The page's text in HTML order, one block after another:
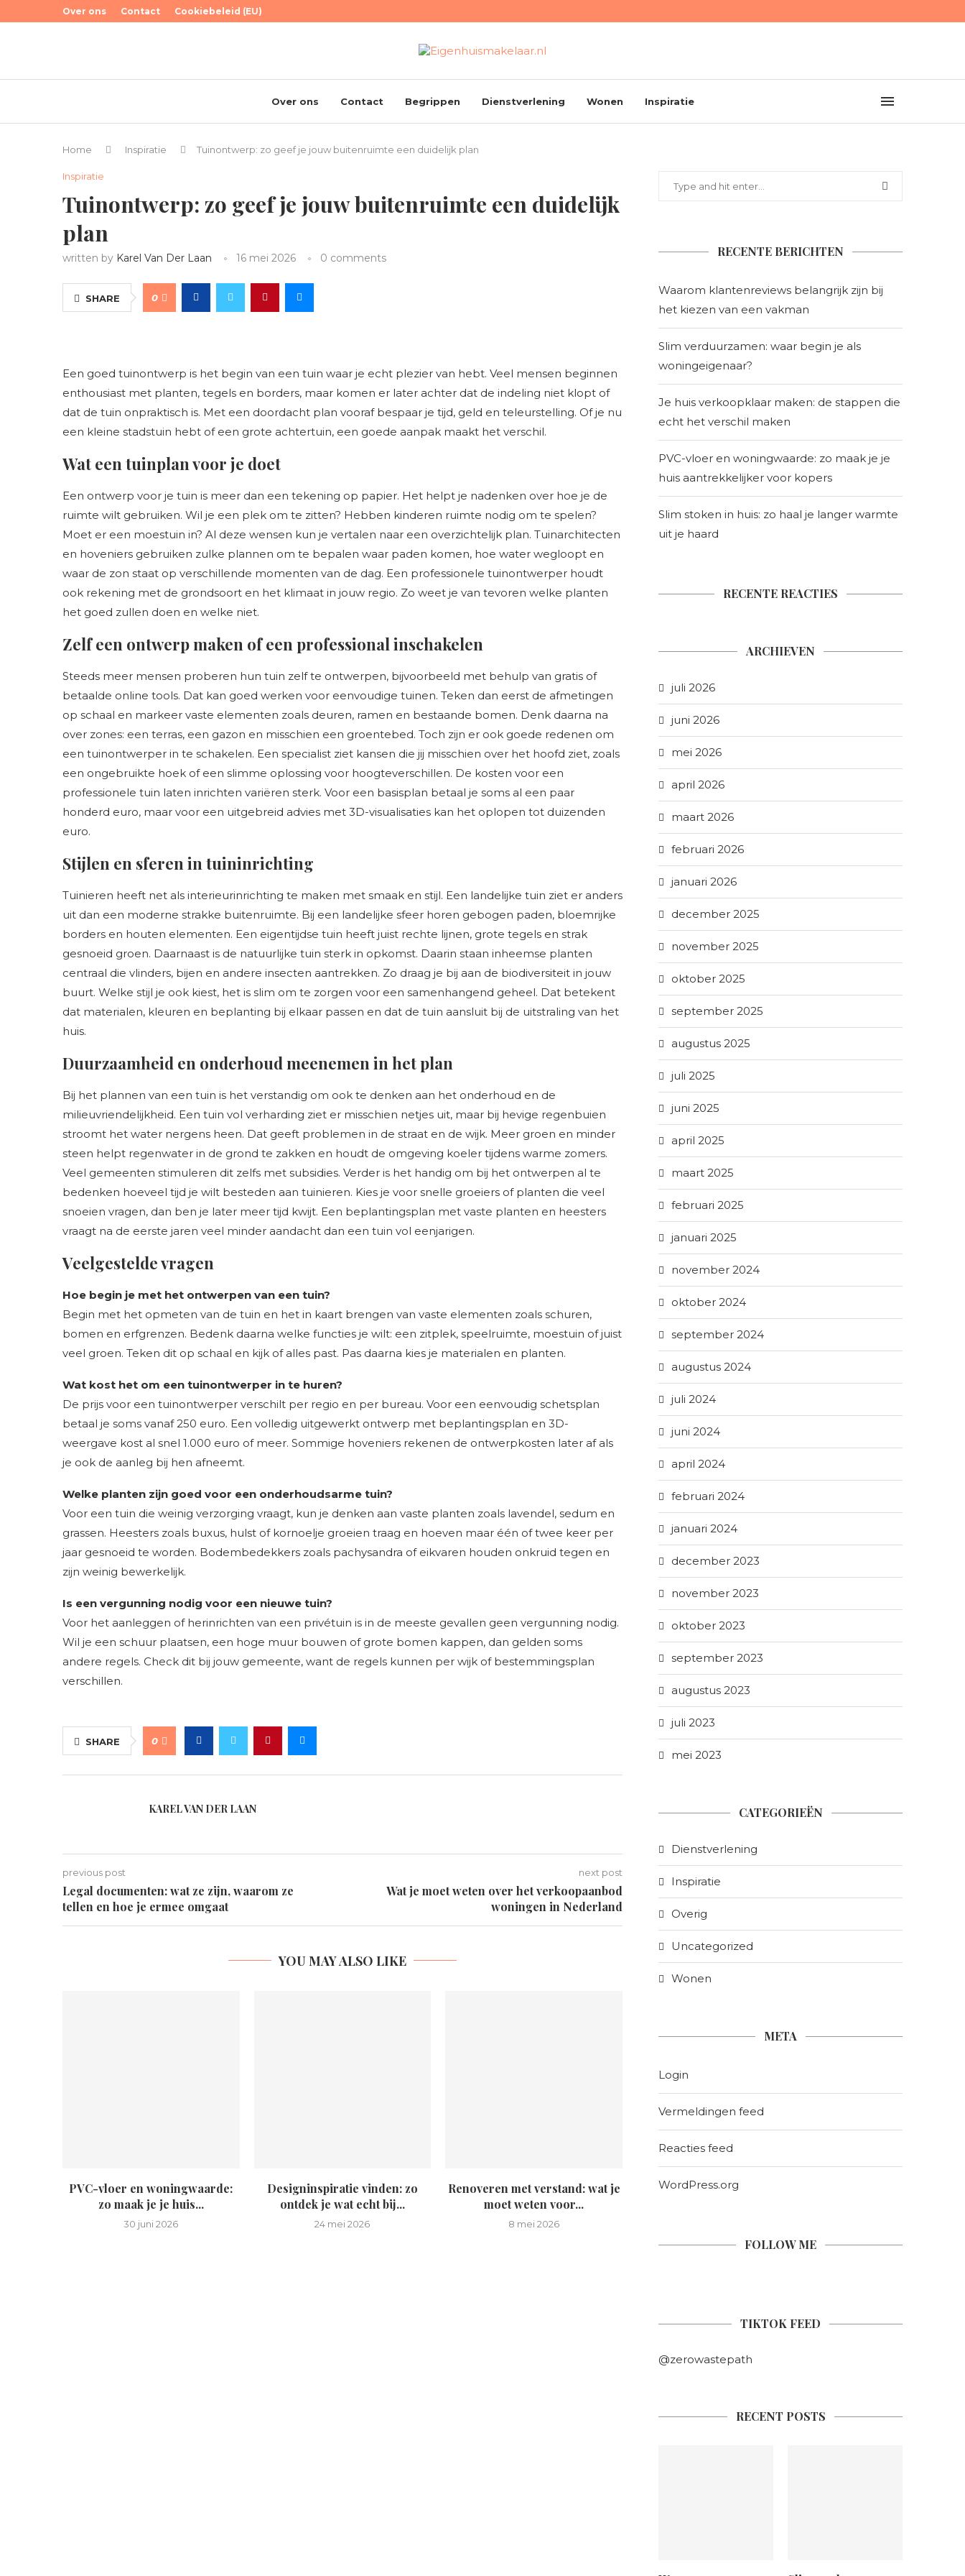
Over ons Contact Cookiebeleid (EU)
Over ons Contact Begrippen Dienstverlening Wonen Inspiratie
Home Inspiratie Tuinontwerp: zo geef je jouw buitenruimte een duidelijk plan
Inspiratie
Tuinontwerp: zo geef je jouw buitenruimte een duidelijk
plan
written by Karel Van Der Laan 16 mei 2026 0 comments
SHARE 0
Een goed tuinontwerp is het begin van een tuin waar je echt plezier van hebt. Veel mensen beginnen
enthousiast met planten, tegels en borders, maar komen er later achter dat de indeling niet klopt of
dat de tuin onpraktisch is. Met een doordacht plan vooraf bespaar je tijd, geld en teleurstelling. Of je nu
een kleine stadstuin hebt of een grote achtertuin, een goede aanpak maakt het verschil.
Wat een tuinplan voor je doet
Een ontwerp voor je tuin is meer dan een tekening op papier. Het helpt je nadenken over hoe je de
ruimte wilt gebruiken. Wil je een plek om te zitten? Hebben kinderen ruimte nodig om te spelen?
Moet er een moestuin in? Al deze wensen kun je vertalen naar een overzichtelijk plan. Tuinarchitecten
en hoveniers gebruiken zulke plannen om te bepalen waar paden komen, hoe water wegloopt en
waar de zon staat op verschillende momenten van de dag. Een professionele tuinontwerper houdt
ook rekening met de grondsoort en het klimaat in jouw regio. Zo weet je van tevoren welke planten
het goed zullen doen en welke niet.
Zelf een ontwerp maken of een professional inschakelen
Steeds meer mensen proberen hun tuin zelf te ontwerpen, bijvoorbeeld met behulp van gratis of
betaalde online tools. Dat kan goed werken voor eenvoudige tuinen. Teken dan eerst de afmetingen
op schaal en markeer vaste elementen zoals deuren, ramen en bestaande bomen. Denk daarna na
over zones: een terras, een gazon en misschien een groentebed. Toch zijn er ook goede redenen om
een tuinontwerper in te schakelen. Een specialist ziet kansen die jij misschien over het hoofd ziet, zoals
een ongebruikte hoek of een slimme oplossing voor hoogteverschillen. De kosten voor een
professionele tuin laten inrichten variëren sterk. Voor een basisplan betaal je soms al een paar
honderd euro, maar voor een uitgebreid advies met 3D-visualisaties kan het oplopen tot duizenden
euro.
Stijlen en sferen in tuininrichting
Tuinieren heeft net als interieurinrichting te maken met smaak en stijl. Een landelijke tuin ziet er anders
uit dan een moderne strakke buitenruimte. Bij een landelijke sfeer horen gebogen paden, bloemrijke
borders en houten elementen. Een eigentijdse tuin heeft juist rechte lijnen, grote tegels en strak
gesnoeid groen. Daarnaast is de natuurlijke tuin sterk in opkomst. Daarin staan inheemse planten
centraal die vlinders, bijen en andere insecten aantrekken. Zo draag je bij aan de biodiversiteit in jouw
buurt. Welke stijl je ook kiest, het is slim om te zorgen voor een samenhangend geheel. Dat betekent
dat materialen, kleuren en beplanting bij elkaar passen en dat de tuin aansluit bij de uitstraling van het
huis.
Duurzaamheid en onderhoud meenemen in het plan
Bij het plannen van een tuin is het verstandig om ook te denken aan het onderhoud en de
milieuvriendelijkheid. Een tuin vol verharding ziet er misschien netjes uit, maar bij hevige regenbuien
stroomt het water nergens heen. Dat geeft problemen in de straat en de wijk. Meer groen en minder
steen helpt regenwater in de grond te zakken en houdt de omgeving koeler tijdens warme zomers.
Veel gemeenten stimuleren dit zelfs met subsidies. Verder is het handig om bij het ontwerpen al te
bedenken hoeveel tijd je wilt besteden aan tuinieren. Kies je voor snelle groeiers of planten die veel
snoeien vragen, dan ben je later meer tijd kwijt. Een beplantingsplan met vaste planten en heesters
vraagt na de eerste jaren veel minder aandacht dan een tuin vol eenjarigen.
Veelgestelde vragen
Hoe begin je met het ontwerpen van een tuin?
Begin met het opmeten van de tuin en het in kaart brengen van vaste elementen zoals schuren,
bomen en erfgrenzen. Bedenk daarna welke functies je wilt: een zitplek, speelruimte, moestuin of juist
veel groen. Teken dit op schaal en kijk of alles past. Pas daarna kies je materialen en planten.
Wat kost het om een tuinontwerper in te huren?
De prijs voor een tuinontwerper verschilt per regio en per bureau. Voor een eenvoudig schetsplan
betaal je soms vanaf 250 euro. Een volledig uitgewerkt ontwerp met beplantingsplan en 3D-
weergave kost al snel 1.000 euro of meer. Sommige hoveniers rekenen de ontwerpkosten later af als
je ook de aanleg bij hen afneemt.
Welke planten zijn goed voor een onderhoudsarme tuin?
Voor een tuin die weinig verzorging vraagt, kun je denken aan vaste planten zoals lavendel, sedum en
grassen. Heesters zoals buxus, hulst of kornoelje groeien traag en hoeven maar één of twee keer per
jaar gesnoeid te worden. Bodembedekkers zoals pachysandra of eikvaren houden onkruid tegen en
zijn weinig bewerkelijk.
Is een vergunning nodig voor een nieuwe tuin?
Voor het aanleggen of herinrichten van een privétuin is in de meeste gevallen geen vergunning nodig.
Wil je een schuur plaatsen, een hoge muur bouwen of grote bomen kappen, dan gelden soms
andere regels. Check dit bij jouw gemeente, want de regels kunnen per wijk of bestemmingsplan
verschillen.
SHARE 0
KAREL VAN DER LAAN
previous post
Legal documenten: wat ze zijn, waarom ze
tellen en hoe je ermee omgaat
next post
Wat je moet weten over het verkoopaanbod
woningen in Nederland
YOU MAY ALSO LIKE
PVC-vloer en woningwaarde:
zo maak je je huis...
30 juni 2026
Designinspiratie vinden: zo
ontdek je wat echt bij...
24 mei 2026
Renoveren met verstand: wat je
moet weten voor...
8 mei 2026
RECENTE BERICHTEN
Waarom klantenreviews belangrijk zijn bij
het kiezen van een vakman
Slim verduurzamen: waar begin je als
woningeigenaar?
Je huis verkoopklaar maken: de stappen die
echt het verschil maken
PVC-vloer en woningwaarde: zo maak je je
huis aantrekkelijker voor kopers
Slim stoken in huis: zo haal je langer warmte
uit je haard
RECENTE REACTIES
ARCHIEVEN
juli 2026
juni 2026
mei 2026
april 2026
maart 2026
februari 2026
januari 2026
december 2025
november 2025
oktober 2025
september 2025
augustus 2025
juli 2025
juni 2025
april 2025
maart 2025
februari 2025
januari 2025
november 2024
oktober 2024
september 2024
augustus 2024
juli 2024
juni 2024
april 2024
februari 2024
januari 2024
december 2023
november 2023
oktober 2023
september 2023
augustus 2023
juli 2023
mei 2023
CATEGORIEËN
Dienstverlening
Inspiratie
Overig
Uncategorized
Wonen
META
Login
Vermeldingen feed
Reacties feed
WordPress.org
FOLLOW ME
TIKTOK FEED
@zerowastepath
RECENT POSTS